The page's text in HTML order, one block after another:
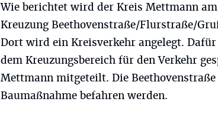
Wie berichtet wird der Kreis Mettmann
Kreuzung Beethovenstraße/Flurstraße/
Dort wird ein Kreisverkehr angelegt.
dem Kreuzungsbereich für den Verkehr
Mettmann mitgeteilt. Die
Baumaßnahme befahren werden.